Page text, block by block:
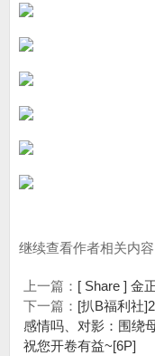
继续查看作者相关内容
上一篇： [ Share ] 金
下一篇： [扒B福利社
感情吗、对影：围绕
祝您开卷有益~[6P]